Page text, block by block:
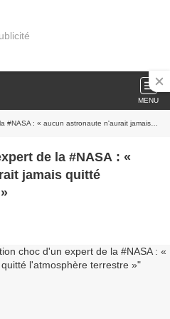
MENU
astronaute n'aurait jamais quitté l'atmosphère terrestre »
de la #NASA : «
jamais quitté